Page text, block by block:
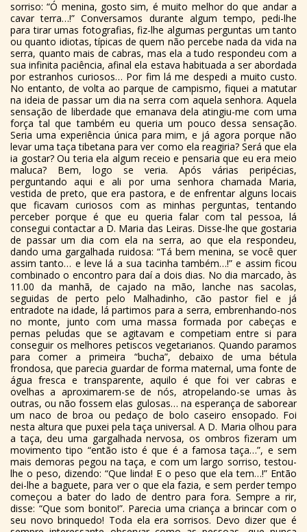
sorriso: “Ó menina, gosto sim, é muito melhor do que andar a
cavar terra…!” Conversamos durante algum tempo, pedi-lhe
para tirar umas fotografias, fiz-lhe algumas perguntas um tanto
ou quanto idiotas, típicas de quem não percebe nada da vida na
serra, quanto mais de cabras, mas ela a tudo respondeu com a
sua infinita paciência, afinal ela estava habituada a ser abordada
por estranhos curiosos… Por fim lá me despedi a muito custo.
No entanto, de volta ao parque de campismo, fiquei a matutar
na ideia de passar um dia na serra com aquela senhora. Aquela
sensação de liberdade que emanava dela atingiu-me com uma
força tal que também eu queria um pouco dessa sensação.
Seria uma experiência única para mim, e já agora porque não
levar uma taça tibetana para ver como ela reagiria? Será que ela
ia gostar? Ou teria ela algum receio e pensaria que eu era meio
maluca? Bem, logo se veria. Após várias peripécias,
perguntando aqui e ali por uma senhora chamada Maria,
vestida de preto, que era pastora, e de enfrentar alguns locais
que ficavam curiosos com as minhas perguntas, tentando
perceber porque é que eu queria falar com tal pessoa, lá
consegui contactar a D. Maria das Leiras. Disse-lhe que gostaria
de passar um dia com ela na serra, ao que ela respondeu,
dando uma gargalhada ruidosa: “Tá bem menina, se você quer
assim tanto… e leve lá a sua tacinha também…!” e assim ficou
combinado o encontro para daí a dois dias. No dia marcado, às
11.00 da manhã, de cajado na mão, lanche nas sacolas,
seguidas de perto pelo Malhadinho, cão pastor fiel e já
entradote na idade, lá partimos para a serra, embrenhando-nos
no monte, junto com uma massa formada por cabeças e
pernas peludas que se agitavam e competiam entre si para
conseguir os melhores petiscos vegetarianos. Quando paramos
para comer a primeira “bucha”, debaixo de uma bétula
frondosa, que parecia guardar de forma maternal, uma fonte de
água fresca e transparente, aquilo é que foi ver cabras e
ovelhas a aproximarem-se de nós, atropelando-se umas às
outras, ou não fossem elas gulosas… na esperança de saborear
um naco de broa ou pedaço de bolo caseiro ensopado. Foi
nesta altura que puxei pela taça universal. A D. Maria olhou para
a taça, deu uma gargalhada nervosa, os ombros fizeram um
movimento tipo “então isto é que é a famosa taça…”, e sem
mais demoras pegou na taça, e com um largo sorriso, testou-
lhe o peso, dizendo: “Que linda! E o peso que ela tem…!” Então
dei-lhe a baguete, para ver o que ela fazia, e sem perder tempo
começou a bater do lado de dentro para fora. Sempre a rir,
disse: “Que som bonito!”. Parecia uma criança a brincar com o
seu novo brinquedo! Toda ela era sorrisos. Devo dizer que é